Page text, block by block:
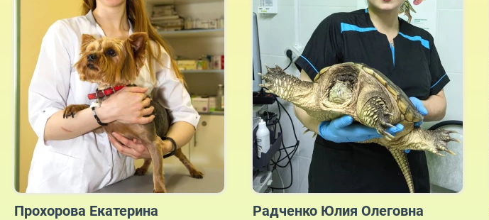
Прохорова Екатерина
Радченко Юлия Олеговна